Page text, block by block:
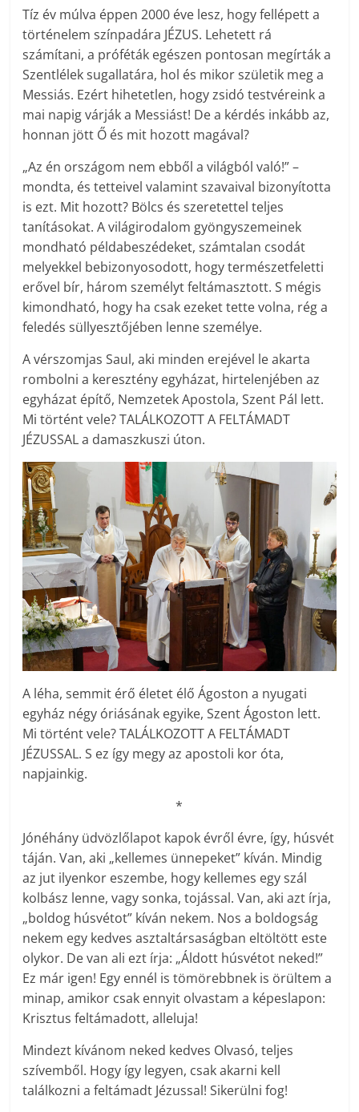
Tíz év múlva éppen 2000 éve lesz, hogy fellépett a
történelem színpadára ­JÉZUS. Lehetett rá
számítani, a próféták egészen pontosan megírták a
Szentlélek sugallatára, hol és mikor születik meg a
Messiás. Ezért hihetetlen, hogy zsidó testvéreink a
mai napig várják a Messiást! De a kérdés inkább az,
honnan jött Ő és mit hozott magával?
„Az én országom nem ebből a világból való!” –
mondta, és tetteivel valamint szavaival bizonyította
is ezt. Mit hozott? Bölcs és szeretettel teljes
tanításokat. A világirodalom gyöngyszemeinek
mondható példabeszédeket, számtalan csodát
melyekkel bebizonyosodott, hogy természetfeletti
erővel bír, három személyt feltámasztott. S mégis
kimondható, hogy ha csak ezeket tette volna, rég a
feledés süllyesztőjében lenne személye.
A vérszomjas Saul, aki minden erejével le akarta
rombolni a keresztény egyházat, hirtelenjében az
egyházat építő, Nemzetek Apostola, Szent Pál lett.
Mi történt vele? TALÁLKOZOTT A FELTÁMADT
JÉZUSSAL a damaszkuszi úton.
A léha, semmit érő életet élő Ágoston a nyugati
egyház négy óriásának egyike, Szent Ágoston lett.
Mi történt vele? TALÁLKOZOTT A FELTÁMADT
JÉZUSSAL. S ez így megy az apostoli kor óta,
napjainkig.
*
Jónéhány üdvözlőlapot kapok évről évre, így, húsvét
táján. Van, aki „kellemes ünnepeket” kíván. Mindig
az jut ilyenkor eszembe, hogy kellemes egy szál
kolbász lenne, vagy sonka, tojással. Van, aki azt írja,
„boldog húsvétot” kíván nekem. Nos a boldogság
nekem egy kedves asztaltársaságban eltöltött este
olykor. De van ali ezt írja: „Áldott húsvétot neked!”
Ez már igen! Egy ennél is tömörebbnek is örültem a
minap, amikor csak ennyit olvastam a képeslapon:
Krisztus feltámadott, alleluja!
Mindezt kívánom neked kedves Olvasó, teljes
szívemből. Hogy így legyen, csak akarni kell
találkozni a feltámadt Jézussal! Sikerülni fog!